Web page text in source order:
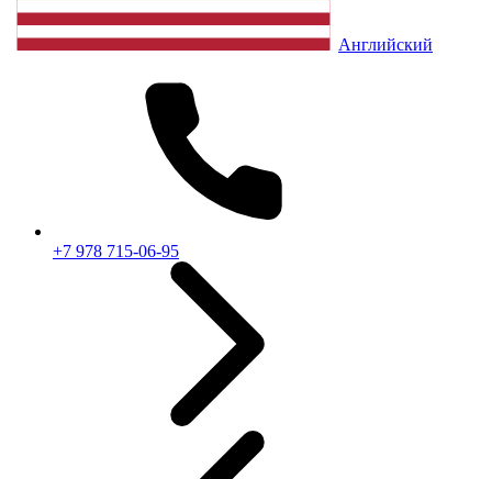
Английский
+7 978 715-06-95